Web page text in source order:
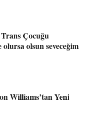
Çocuğu
olsun seveceğim
Williams’tan Yeni